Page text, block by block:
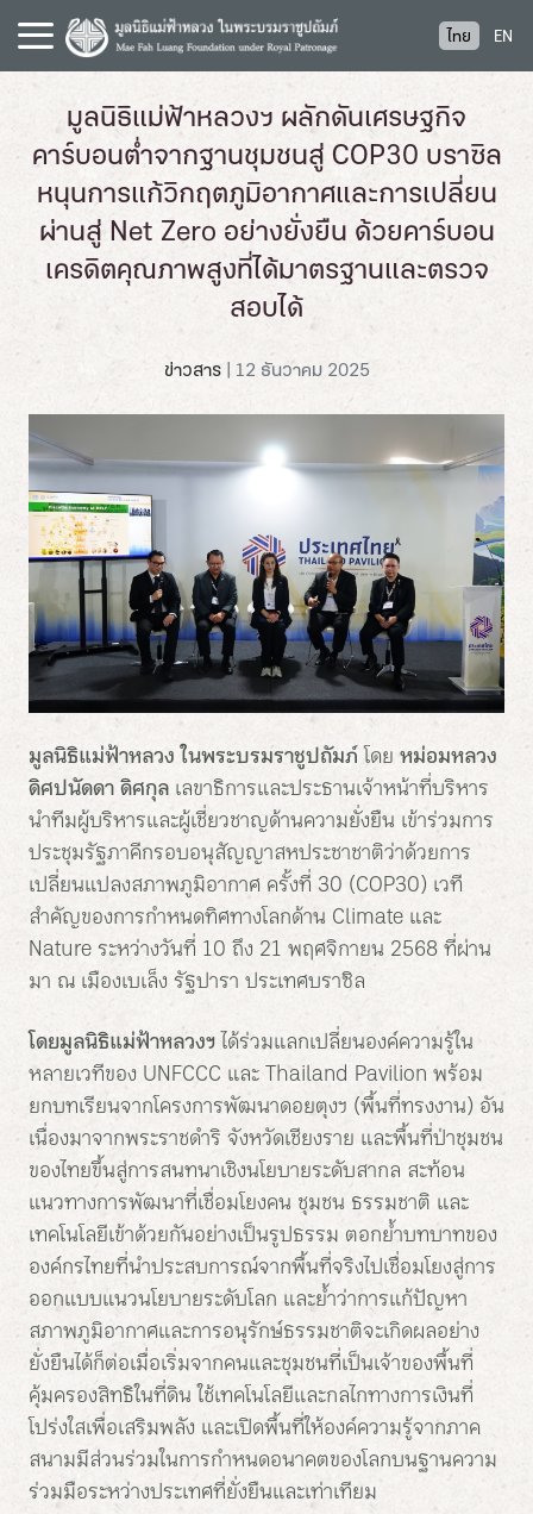
i
ไทย EN
มูลนิธิแม่ฟ้าหลวงฯ ผลักดันเศรษฐกิจ
คาร์บอนต่ำจากฐานชุมชนสู่ COP30 บราซิล
หนุนการแก้วิกฤตภูมิอากาศและการเปลี่ยน
ผ่านสู่ Net Zero อย่างยั่งยืน ด้วยคาร์บอน
เครดิตคุณภาพสูงที่ได้มาตรฐานและตรวจ
สอบได้
ข่าวสาร 12 ธันวาคม 2025
มูลนิธิแม่ฟ้าหลวง ในพระบรมราชูปถัมภ์โดยหม่อมหลวง
ดิศปนัดดา ดิศกุลเลขาธิการและประธานเจ้าหน้าที่บริหาร
นำทีมผู้บริหารและผู้เชี่ยวชาญด้านความยั่งยืน เข้าร่วมการ
ประชุมรัฐภาคีกรอบอนุสัญญาสหประชาชาติว่าด้วยการ
เปลี่ยนแปลงสภาพภูมิอากาศ ครั้งที่ 30 (COP30) เวที
สำคัญของการกำหนดทิศทางโลกด้าน Climate และ
Nature ระหว่างวันที่ 10 ถึง 21 พฤศจิกายน 2568 ที่ผ่าน
มา ณ เมืองเบเล็ง รัฐปารา ประเทศบราซิล
โดยมูลนิธิแม่ฟ้าหลวงฯได้ร่วมแลกเปลี่ยนองค์ความรู้ใน
หลายเวทีของ UNFCCC และ Thailand Pavilion พร้อม
ยกบทเรียนจากโครงการพัฒนาดอยตุงฯ (พื้นที่ทรงงาน) อัน
เนื่องมาจากพระราชดำริ จังหวัดเชียงราย และพื้นที่ป่าชุมชน
ของไทยขึ้นสู่การสนทนาเชิงนโยบายระดับสากล สะท้อน
แนวทางการพัฒนาที่เชื่อมโยงคน ชุมชน ธรรมชาติ และ
เทคโนโลยีเข้าด้วยกันอย่างเป็นรูปธรรม ตอกย้ำบทบาทของ
องค์กรไทยที่นำประสบการณ์จากพื้นที่จริงไปเชื่อมโยงสู่การ
ออกแบบแนวนโยบายระดับโลก และย้ำว่าการแก้ปัญหา
สภาพภูมิอากาศและการอนุรักษ์ธรรมชาติจะเกิดผลอย่าง
ยั่งยืนได้ก็ต่อเมื่อเริ่มจากคนและชุมชนที่เป็นเจ้าของพื้นที่
คุ้มครองสิทธิในที่ดิน ใช้เทคโนโลยีและกลไกทางการเงินที่
โปร่งใสเพื่อเสริมพลัง และเปิดพื้นที่ให้องค์ความรู้จากภาค
สนามมีส่วนร่วมในการกำหนดอนาคตของโลกบนฐานความ
ร่วมมือระหว่างประเทศที่ยั่งยืนและเท่าเทียม